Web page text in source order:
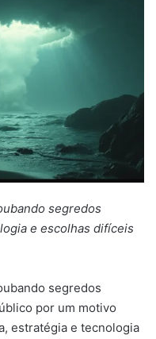
segredos
e escolhas difíceis
segredos
por um motivo
estratégia e tecnologia